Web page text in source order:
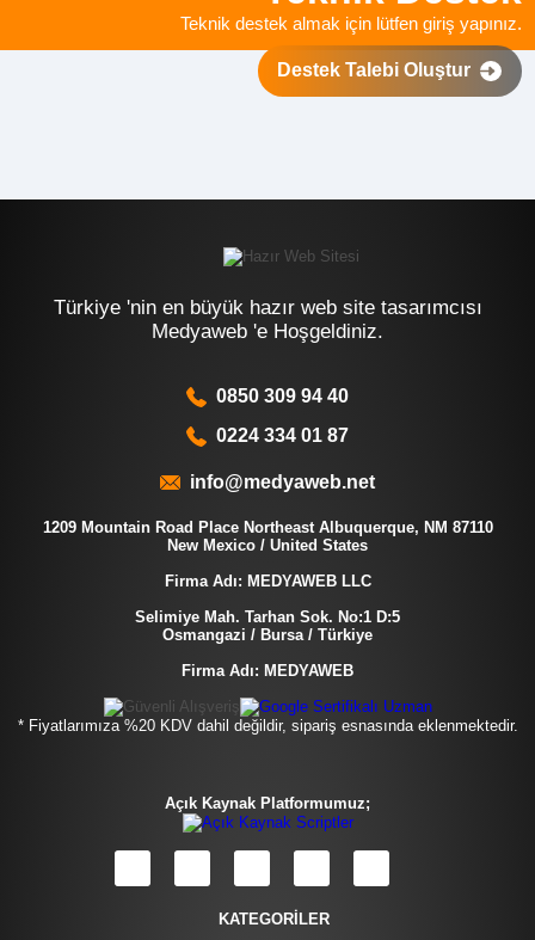
Teknik destek almak için lütfen giriş yapınız.
Destek Talebi Oluştur
Türkiye 'nin en büyük hazır web site tasarımcısı
Medyaweb 'e Hoşgeldiniz.
0850 309 94 40
0224 334 01 87
info@medyaweb.net
1209 Mountain Road Place Northeast Albuquerque, NM 87110
New Mexico / United States
Firma Adı: MEDYAWEB LLC
Selimiye Mah. Tarhan Sok. No:1 D:5
Osmangazi / Bursa / Türkiye
Firma Adı: MEDYAWEB
* Fiyatlarımıza %20 KDV dahil değildir, sipariş esnasında eklenmektedir.
Açık Kaynak Platformumuz;
KATEGORİLER